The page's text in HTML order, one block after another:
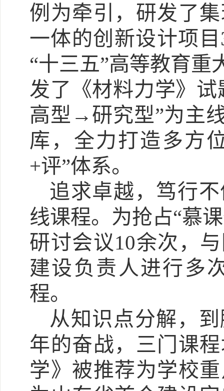
例为牵引，研发了
一体的创新设计项
“十三五”高等教育重
发了《材料力学》
高型→研究型”为主
库，全力打造多方
+评”体系。
追求卓越，笃行
线课程。为抢占“慕
研讨会议10余次，
建设负责人进行多
程。
从知识点分解，
年的奋战，三门课
学》被推荐为学校